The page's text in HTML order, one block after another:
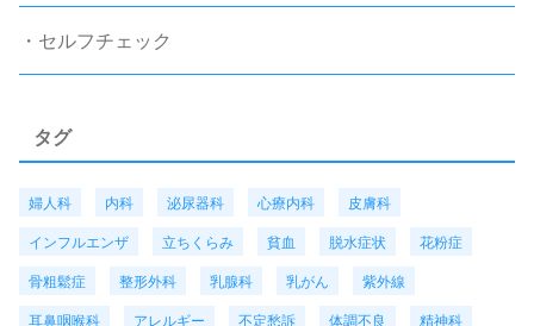
・セルフチェック
タグ
婦人科 内科 泌尿器科 心療内科
皮膚科
インフルエンザ
立ちくらみ 貧血 脱水症状
花粉症
骨粗鬆症
整形外科 乳腺科 乳がん
紫外線
耳鼻咽喉科
アレルギー 不定愁訴 体調不良 精神科